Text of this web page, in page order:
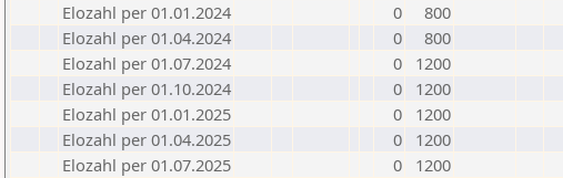
Elozahl per 01.01.2024
0
800
Elozahl per 01.04.2024
0
800
Elozahl per 01.07.2024
0
1200
Elozahl per 01.10.2024
0
1200
Elozahl per 01.01.2025
0
1200
Elozahl per 01.04.2025
0
1200
Elozahl per 01.07.2025
0
1200